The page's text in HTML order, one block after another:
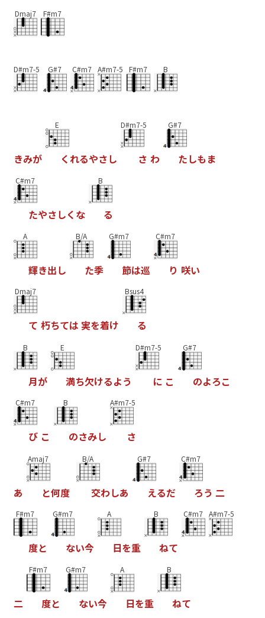
Dmaj7 F#m7
D#m7-5 G#7 C#m7 A#m7-5 F#m7 B
きみが
E
く れるやさし
D#m7-5
さ わ
G#7
たしもま
C#m7
たやさしく な
B
る
A
輝き出し
B/A
た季
G#m7
節は巡
C#m7
り 咲い
Dmaj7
て 朽ちては 実を着け
Bsus4
る
B
月が
E
満ち欠けるよう
D#m7-5
に こ
G#7
のよろこ
C#m7
び こ
B
のさみし
A#m7-5
さ
あ
Amaj7
と何度
B/A
交わしあ
G#7
えるだ
C#m7
ろう 二
F#m7
度と
G#m7
ない今
A
日を重
B
ねて
C#m7 A#m7-5
二
F#m7
度と
G#m7
ない今
A
日を重
B
ねて